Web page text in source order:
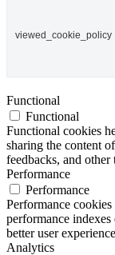
viewed_cookie_policy
Functional
Functional
Functional cookies
sharing the content
feedbacks, and
Performance
Performance
Performance
performance
better user
Analytics